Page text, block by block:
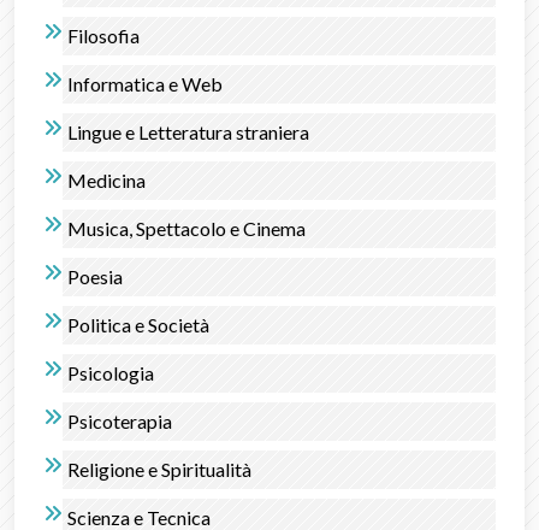
Filosofia
Informatica e Web
Lingue e Letteratura straniera
Medicina
Musica, Spettacolo e Cinema
Poesia
Politica e Società
Psicologia
Psicoterapia
Religione e Spiritualità
Scienza e Tecnica